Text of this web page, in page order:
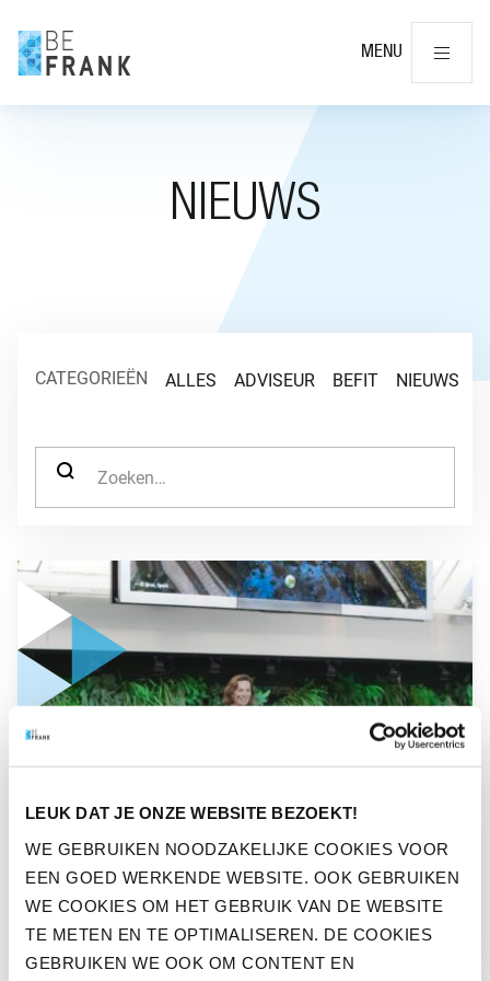
LEUK DAT JE ONZE WEBSITE BEZOEKT!
WE GEBRUIKEN NOODZAKELIJKE COOKIES VOOR
EEN GOED WERKENDE WEBSITE. OOK GEBRUIKEN
WE COOKIES OM HET GEBRUIK VAN DE WEBSITE
TE METEN EN TE OPTIMALISEREN. DE COOKIES
GEBRUIKEN WE OOK OM CONTENT EN
MENU
NIEUWS
CATEGORIEËN ALLES ADVISEUR BEFIT NIEUWS
ZOEK NAAR:
GA NAAR “TERUGBLIK BEFRANK JUBILEUMEVENT OVER
TERUGBLIK BEFRANK
JUBILEUMEVENT OVER
DUURZAAMHEID
NIEUWS